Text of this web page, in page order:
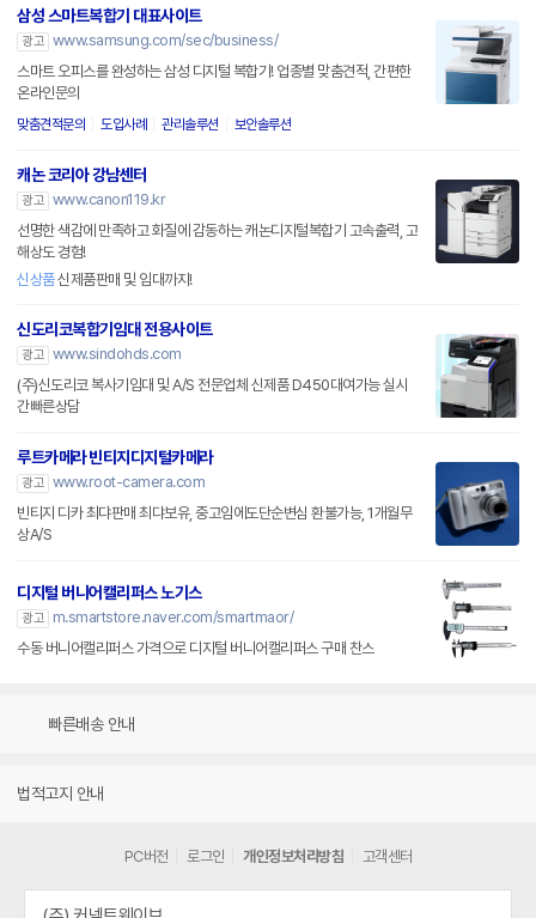
삼성 스마트복합기 대표사이트
광고 www.samsung.com/sec/business/
스마트 오피스를 완성하는 삼성 디지털 복합기! 업종별 맞춤견적, 간편한
온라인문의
맞춤견적문의 도입사례 관리솔루션 보안솔루션
캐논 코리아 강남센터
광고 www.canon119.kr
선명한 색감에 만족하고 화질에 감동하는 캐논디지털복합기 고속출력, 고
해상도 경험!
신상품신제품판매 및 임대까지!
신도리코복합기임대 전용사이트
광고 www.sindohds.com
(주)신도리코 복사기임대 및 A/S 전문업체 신제품 D450대여가능 실시
간빠른상담
루트카메라 빈티지디지털카메라
광고 www.root-camera.com
빈티지 디카 최댜판매 최댜보유, 중고임에도단순변심 환불가능, 1개월무
상A/S
디지털 버니어캘리퍼스 노기스
광고
m.smartstore.naver.com/smartmaor/
수동 버니어캘리퍼스 가격으로 디지털 버니어캘리퍼스 구매 찬스
빠른배송 안내
법적고지 안내
PC버전 로그인 개인정보처리방침 고객센터